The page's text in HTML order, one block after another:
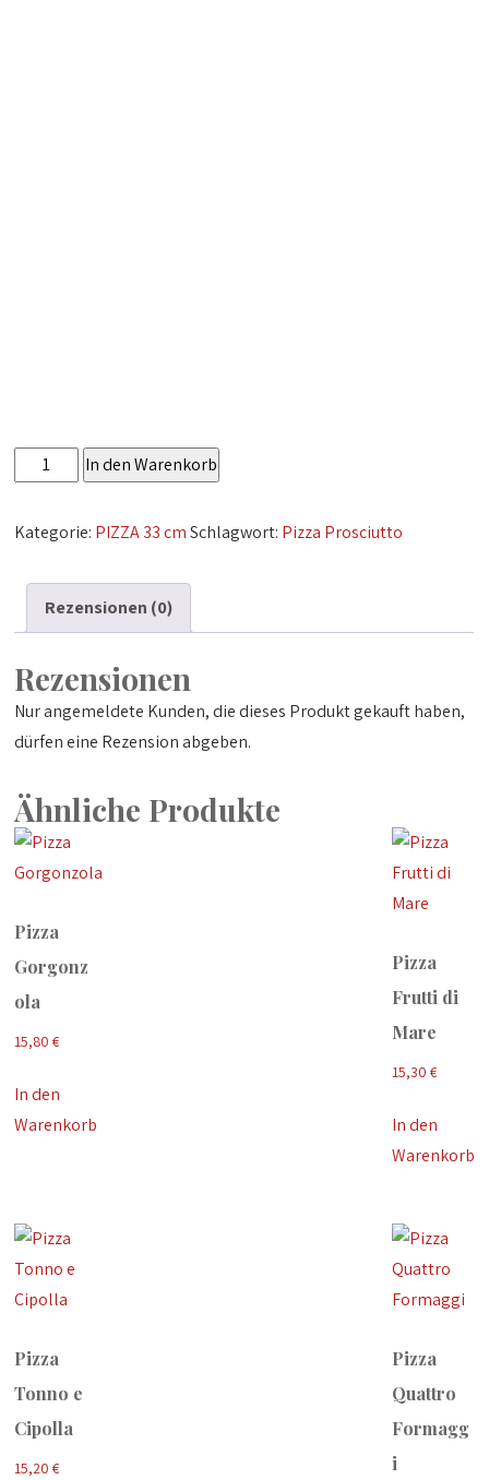
Pizza
Menge
In den Warenkorb
Kategorie: PIZZA 33 cm Schlagwort: Pizza Prosciutto
Rezensionen (0)
Rezensionen
Nur angemeldete Kunden, die dieses Produkt gekauft haben,
dürfen eine Rezension abgeben.
Ähnliche Produkte
Pizza
Gorgonz
ola
15,80€
In den
Warenkorb
Pizza
Frutti di
Mare
15,30 €
In den
Warenkorb
Pizza
Tonno e
Cipolla
15,20€
Pizza
Quattro
Formagg
i